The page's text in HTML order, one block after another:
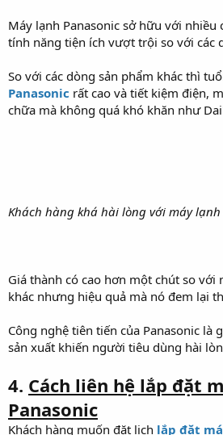
Máy lạnh Panasonic sở hữu với nhiều
tính năng tiện ích vượt trội so với các
So với các dòng sản phẩm khác thì
Panasonic rất cao và tiết kiệm điện,
chữa mà không quá khó khăn như
Khách hàng khá hài lòng với máy
Giá thành có cao hơn một chút so với
khác nhưng hiệu quả mà nó đem lại
Công nghệ tiên tiến của Panasonic là
sản xuất khiến người tiêu dùng hài
4. Cách liên hệ lắp đặt
Panasonic
Khách hàng muốn đặt lịch lắp đặt